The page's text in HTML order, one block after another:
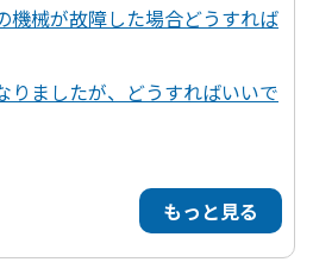
機械が故障した場合どうすれば
りましたが、どうすればいいで
もっと見る